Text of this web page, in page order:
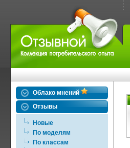
Облако мнений
Отзывы
Новые
По моделям
По классам